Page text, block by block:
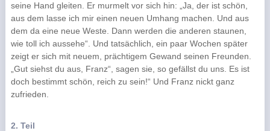
seine Hand gleiten. Er murmelt vor sich hin: „Ja, der ist schön,
aus dem lasse ich mir einen neuen Umhang machen. Und aus
dem da eine neue Weste. Dann werden die anderen staunen,
wie toll ich aussehe“. Und tatsächlich, ein paar Wochen später
zeigt er sich mit neuem, prächtigem Gewand seinen Freunden.
„Gut siehst du aus, Franz“, sagen sie, so gefällst du uns. Es ist
doch bestimmt schön, reich zu sein!“ Und Franz nickt ganz
zufrieden.
2. Teil